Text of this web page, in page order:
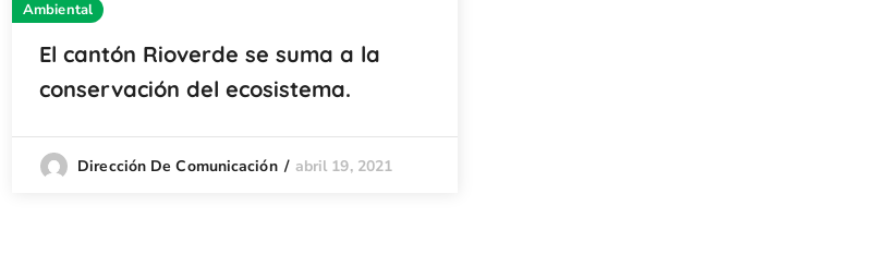
Ambiental
El cantón Rioverde se suma a la
conservación del ecosistema.
Dirección De Comunicación abril 19, 2021